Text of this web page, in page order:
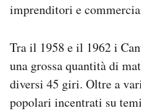
imprenditori e
Tra il 1958 e il 1962 i
una grossa quantità di
diversi 45 giri. Oltre a
popolari incentrati su